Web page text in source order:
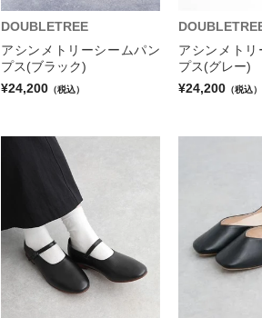
DOUBLETREE
アシンメトリーシームパン
プス(ブラック)
¥24,200 （税込）
アシンメトリ
プス(グレー)
¥24,200 （税込）